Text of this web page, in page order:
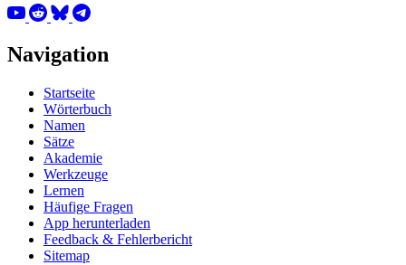
Navigation
Startseite
Wörterbuch
Namen
Sätze
Akademie
Werkzeuge
Lernen
Häufige Fragen
App herunterladen
Feedback & Fehlerbericht
Sitemap